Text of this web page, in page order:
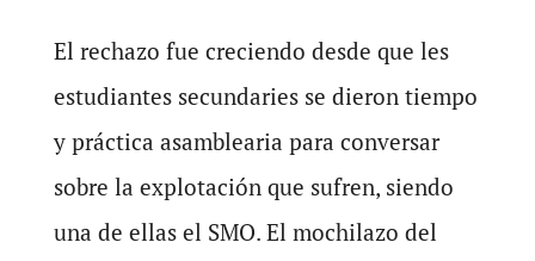
El rechazo fue creciendo desde que les
estudiantes secundaries se dieron tiempo
y práctica asamblearia para conversar
sobre la explotación que sufren, siendo
una de ellas el SMO. El mochilazo del